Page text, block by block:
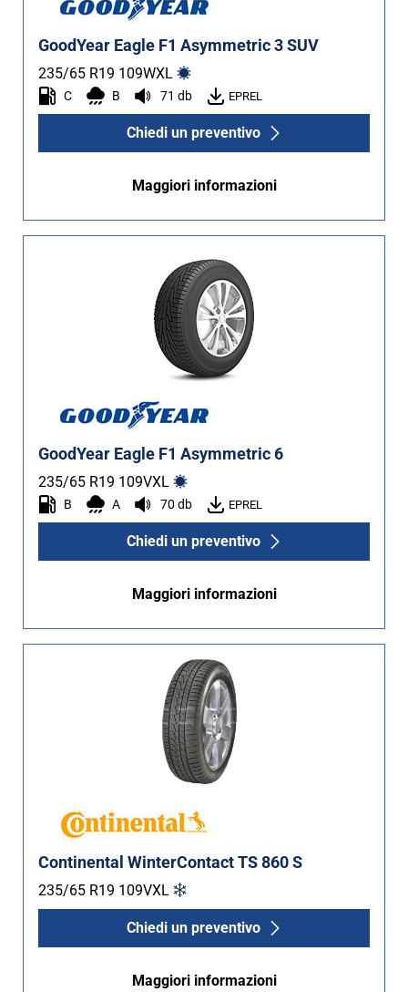
GoodYear Eagle F1 Asymmetric 3 SUV
235/65 R19 109WXL
C B 71 db EPREL
Chiedi un preventivo
Maggiori informazioni
GoodYear Eagle F1 Asymmetric 6
235/65 R19 109VXL
B A 70 db EPREL
Chiedi un preventivo
Maggiori informazioni
Continental WinterContact TS 860 S
235/65 R19 109VXL
Chiedi un preventivo
Maggiori informazioni